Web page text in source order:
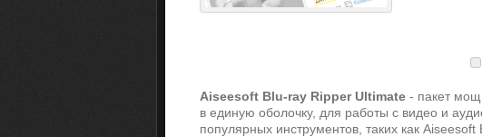
Aiseesoft Blu-ray Ripper Ultimate - пакет
в единую оболочку, для работы с видео и
популярных инструментов, таких как